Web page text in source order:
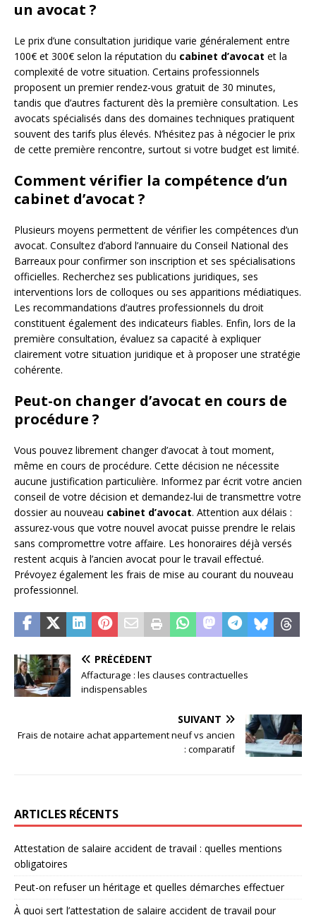
un avocat ?
Le prix d’une consultation juridique varie généralement entre
100€ et 300€ selon la réputation du cabinet d’avocat et la
complexité de votre situation. Certains professionnels
proposent un premier rendez-vous gratuit de 30 minutes,
tandis que d’autres facturent dès la première consultation. Les
avocats spécialisés dans des domaines techniques pratiquent
souvent des tarifs plus élevés. N’hésitez pas à négocier le prix
de cette première rencontre, surtout si votre budget est limité.
Comment vérifier la compétence d’un
cabinet d’avocat ?
Plusieurs moyens permettent de vérifier les compétences d’un
avocat. Consultez d’abord l’annuaire du Conseil National des
Barreaux pour confirmer son inscription et ses spécialisations
officielles. Recherchez ses publications juridiques, ses
interventions lors de colloques ou ses apparitions médiatiques.
Les recommandations d’autres professionnels du droit
constituent également des indicateurs fiables. Enfin, lors de la
première consultation, évaluez sa capacité à expliquer
clairement votre situation juridique et à proposer une stratégie
cohérente.
Peut-on changer d’avocat en cours de
procédure ?
Vous pouvez librement changer d’avocat à tout moment,
même en cours de procédure. Cette décision ne nécessite
aucune justification particulière. Informez par écrit votre ancien
conseil de votre décision et demandez-lui de transmettre votre
dossier au nouveau cabinet d’avocat. Attention aux délais :
assurez-vous que votre nouvel avocat puisse prendre le relais
sans compromettre votre affaire. Les honoraires déjà versés
restent acquis à l’ancien avocat pour le travail effectué.
Prévoyez également les frais de mise au courant du nouveau
professionnel.
PRÉCÉDENT
Affacturage : les clauses contractuelles
indispensables
SUIVANT
Frais de notaire achat appartement neuf vs ancien
: comparatif
ARTICLES RÉCENTS
Attestation de salaire accident de travail : quelles mentions
obligatoires
Peut-on refuser un héritage et quelles démarches effectuer
À quoi sert l’attestation de salaire accident de travail pour